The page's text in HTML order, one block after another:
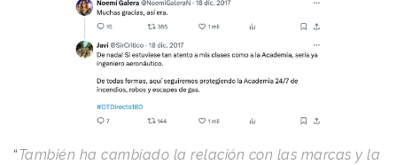
“También ha cambiado la relación con las marcas y la